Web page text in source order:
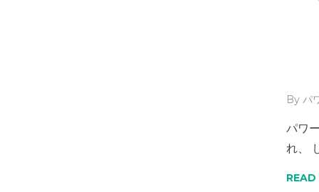
By パ
パワ
れ、